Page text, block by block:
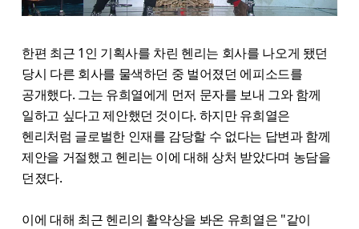
한편 최근 1인 기획사를 차린 헨리는 회사를 나오게 됐던
당시 다른 회사를 물색하던 중 벌어졌던 에피소드를
공개했다. 그는 유희열에게 먼저 문자를 보내 그와 함께
일하고 싶다고 제안했던 것이다. 하지만 유희열은
헨리처럼 글로벌한 인재를 감당할 수 없다는 답변과 함께
제안을 거절했고 헨리는 이에 대해 상처 받았다며 농담을
던졌다.
이에 대해 최근 헨리의 활약상을 봐온 유희열은 "같이